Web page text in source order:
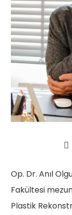
Op. Dr. Anıl
Fakültesi
Plastik